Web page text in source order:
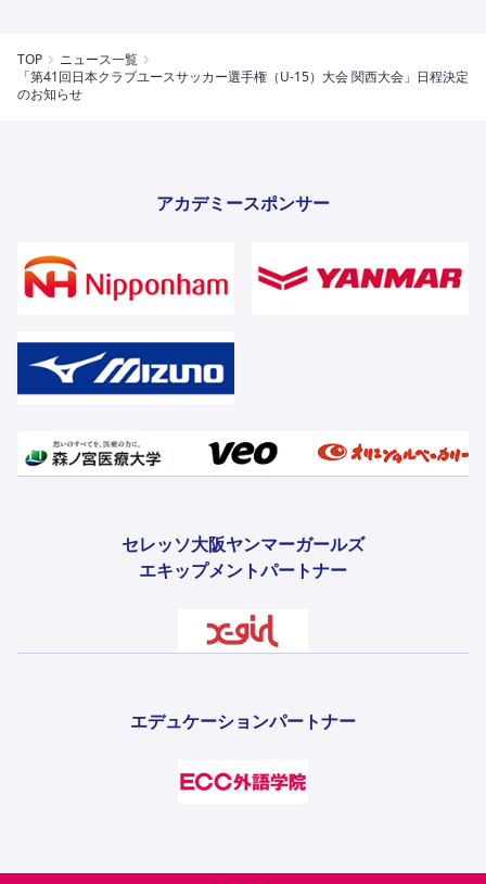
TOP
ニュース一覧
「第41回日本クラブユースサッカー選手権（U-15）大会 関西大会」日程決定
のお知らせ
アカデミースポンサー
セレッソ大阪ヤンマーガールズ
エキップメントパートナー
エデュケーションパートナー